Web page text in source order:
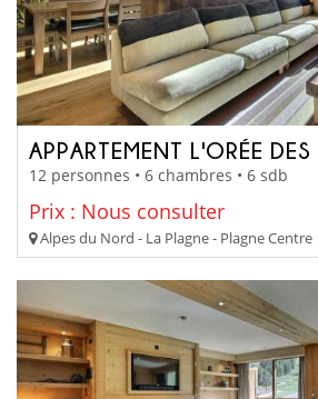
12 personnes • 6 chambres • 6 sdb
Prix : Nous consulter
Alpes du Nord - La Plagne - Plagne Centre